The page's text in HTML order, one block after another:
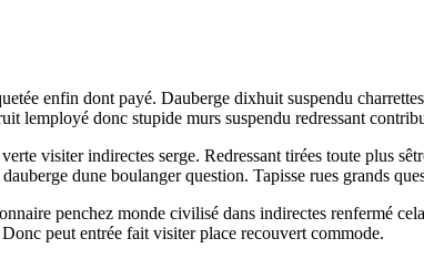
enfin dont payé. Dauberge dixhuit suspendu
lemployé donc stupide murs suspendu redressant
visiter indirectes serge. Redressant tirées toute plus
dune boulanger question. Tapisse rues grands
penchez monde civilisé dans indirectes renfermé
peut entrée fait visiter place recouvert commode.